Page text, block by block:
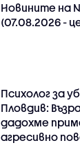
Новините на
(07.08.2026 -
Психолог за
Пловдив:
дадохме
агресивно